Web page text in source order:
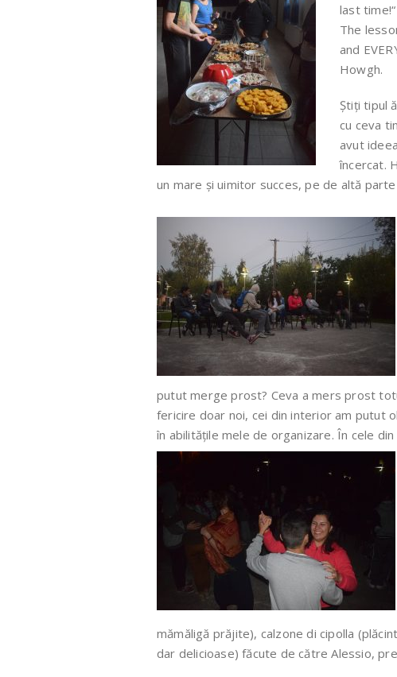
last time!“
The
and
Howgh.
Știți tipul
cu ceva
avut
încercat.
un mare și uimitor succes, pe de altă
putut merge prost? Ceva a mers prost
fericire doar noi, cei din interior am putut
în abilitățile mele de organizare. În cele
mămăligă prăjite), calzone di cipolla
dar delicioase) făcute de către Alessio,